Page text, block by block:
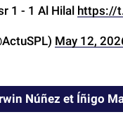
1 - 1 Al Hilal https://
May 12,
Núñez et Íñigo